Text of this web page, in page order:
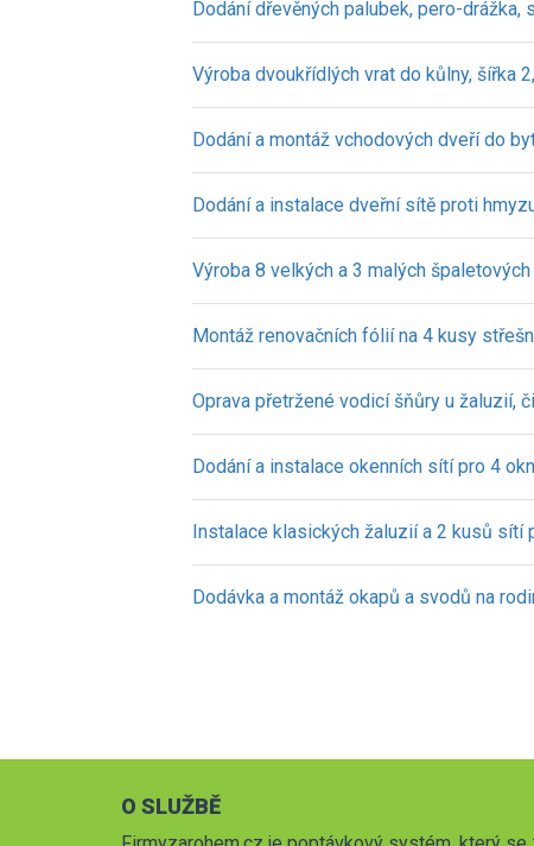
Dodání dřevěných palubek, pero-
Výroba dvoukřídlých vrat do kůlny, šířka
Dodání a montáž vchodových dveří do
Dodání a instalace dveřní sítě proti
Výroba 8 velkých a 3 malých
Montáž renovačních fólií na 4 kusy
Oprava přetržené vodicí šňůry u žaluzií,
Dodání a instalace okenních sítí pro 4
Instalace klasických žaluzií a 2 kusů sítí
Dodávka a montáž okapů a svodů na
O SLUŽBĚ